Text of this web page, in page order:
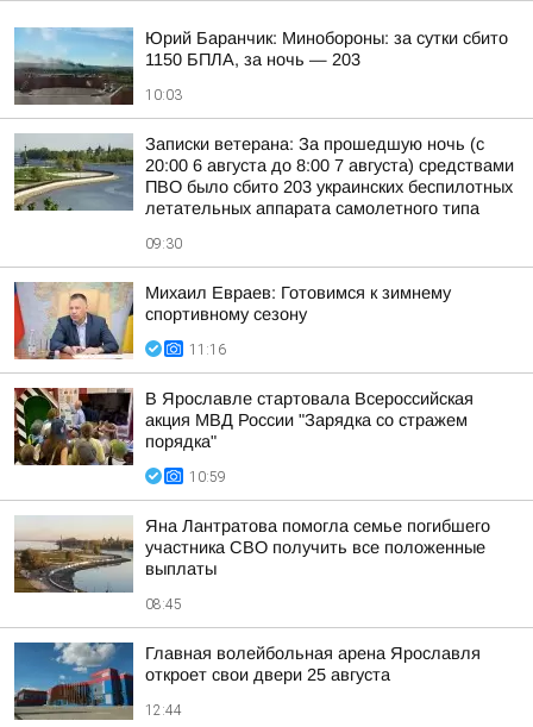
Юрий Баранчик: Минобороны: за сутки сбито
1150 БПЛА, за ночь — 203
10:03
Записки ветерана: За прошедшую ночь (с
20:00 6 августа до 8:00 7 августа) средствами
ПВО было сбито 203 украинских беспилотных
летательных аппарата самолетного типа
09:30
Михаил Евраев: Готовимся к зимнему
спортивному сезону
11:16
В Ярославле стартовала Всероссийская
акция МВД России "Зарядка со стражем
порядка"
10:59
Яна Лантратова помогла семье погибшего
участника СВО получить все положенные
выплаты
08:45
Главная волейбольная арена Ярославля
откроет свои двери 25 августа
12:44